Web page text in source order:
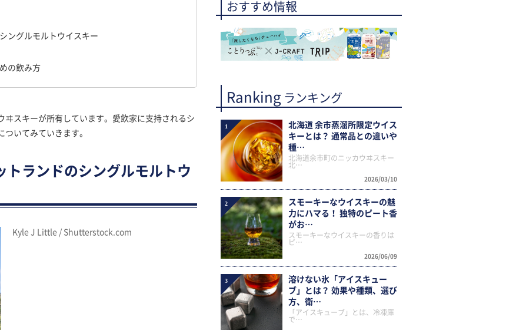
ングルモルトウイスキー
の飲み方
スキーが所有しています。愛飲家に支持されるシ
いてみていきます。
トランドのシングルモルトウ
Kyle J Little / Shutterstock.com
おすすめ情報
Ranking ランキング
1
北海道 余市蒸溜所限定ウイス
キーとは？ 通常品との違いや
種…
2026/03/10
北海道余市町のニッカウヰスキー
北…
2
スモーキーなウイスキーの魅
力にハマる！ 独特のピート香
がお…
2026/06/09
スモーキーなウイスキーの香りは
ピ…
3
溶けない氷「アイスキュー
ブ」とは？ 効果や種類、選び
方、衛…
「アイスキューブ」とは、冷凍庫
で…